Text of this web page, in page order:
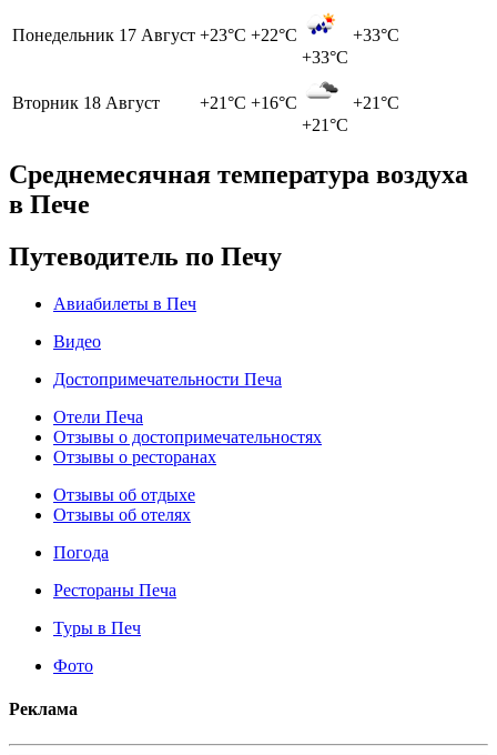
Понедельник 17 Август +23°C +22°C
+33°C
+33°C
Вторник 18 Август +21°C +16°C
+21°C
+21°C
Среднемесячная температура воздуха
в Пече
Путеводитель по Печу
Авиабилеты в Печ
Видео
Достопримечательности Печа
Отели Печа
Отзывы о достопримечательностях
Отзывы о ресторанах
Отзывы об отдыхе
Отзывы об отелях
Погода
Рестораны Печа
Туры в Печ
Фото
Реклама